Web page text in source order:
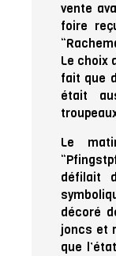
vente
foire
Le choix
fait que
était
Le
défilait
décoré
joncs et
que